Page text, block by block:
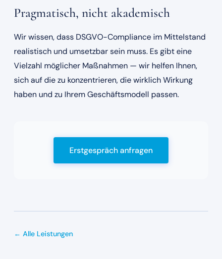
Pragmatisch, nicht akademisch
Wir wissen, dass DSGVO-Compliance im Mittelstand
realistisch und umsetzbar sein muss. Es gibt eine
Vielzahl möglicher Maßnahmen — wir helfen Ihnen,
sich auf die zu konzentrieren, die wirklich Wirkung
haben und zu Ihrem Geschäftsmodell passen.
Erstgespräch anfragen
← Alle Leistungen